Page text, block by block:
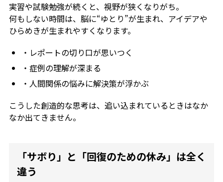
実習や試験勉強が続くと、視野が狭くなりがち。
何もしない時間は、脳に“ゆとり”が生まれ、アイデアや
ひらめきが生まれやすくなります。
・レポートの切り口が思いつく
・症例の理解が深まる
・人間関係の悩みに解決策が浮かぶ
こうした創造的な思考は、追い込まれているときはなか
なか出てきません。
「サボり」と「回復のための休み」は全く
違う